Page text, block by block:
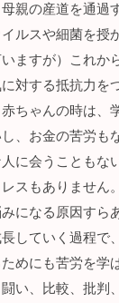
親の産道を通過
ルスや細菌を授
いますが）これか
対する抵抗力を
ちゃんの時は、
し、お金の苦労も
に会うこともな
スもありません。
になる原因すら
していく過程で
めにも苦労を学
い、比較、批判